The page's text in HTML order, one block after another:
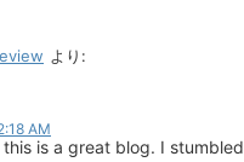
より:
AM
this is a great blog. I